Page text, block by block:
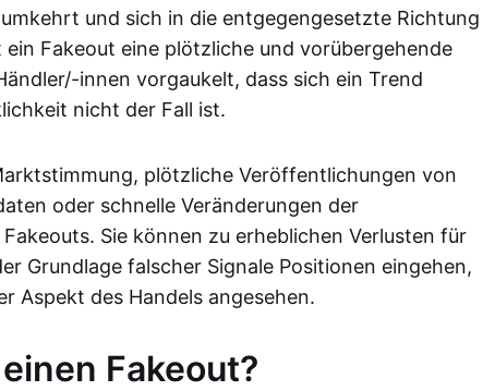
und sich in die entgegengesetzte Richtung
Fakeout eine plötzliche und vorübergehende
innen vorgaukelt, dass sich ein Trend
nicht der Fall ist.
plötzliche Veröffentlichungen von
oder schnelle Veränderungen der
Sie können zu erheblichen Verlusten für
Grundlage falscher Signale Positionen eingehen,
Aspekt des Handels angesehen.
Fakeout?